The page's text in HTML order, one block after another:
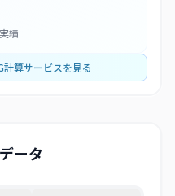
績
算サービスを見る
ータ